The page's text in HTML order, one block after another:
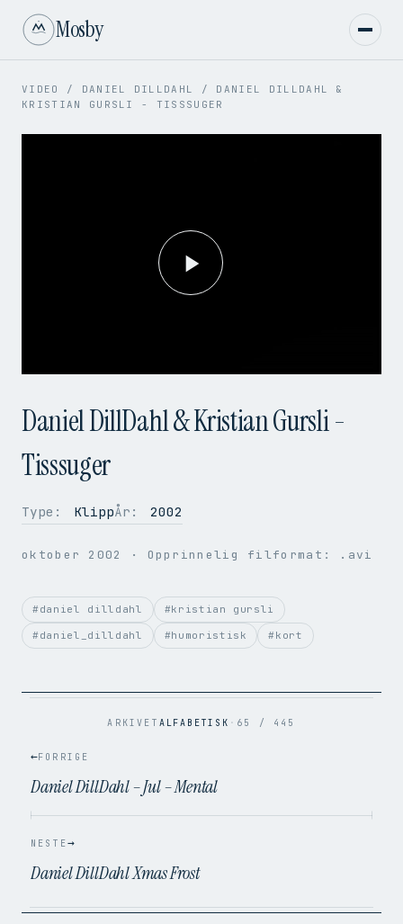
Mosby
VIDEO / DANIEL DILLDAHL / DANIEL DILLDAHL &
KRISTIAN GURSLI - TISSSUGER
Play
OPPLØSNING 720 × 480
H.264
BITRATE 2.1 Mbps
FILSTØRRELSE 2.8 MB
OPPRINNELIG
Daniel DillDahl & Kristian Gursli -
Tisssuger
Type: KlippÅr: 2002
oktober 2002 · Opprinnelig filformat: .avi
#daniel dilldahl #kristian gursli
#daniel_dilldahl #humoristisk #kort
ARKIVET ALFABETISK · 65 / 445
←FORRIGE
Daniel DillDahl – Jul – Mental
NESTE→
Daniel DillDahl Xmas Frost